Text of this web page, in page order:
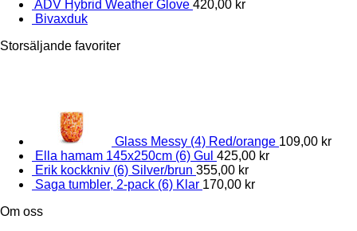
ADV Hybrid Weather Glove 420,00 kr
Bivaxduk
Storsäljande favoriter
Glass Messy (4) Red/orange 109,00 kr
Ella hamam 145x250cm (6) Gul 425,00 kr
Erik kockkniv (6) Silver/brun 355,00 kr
Saga tumbler, 2-pack (6) Klar 170,00 kr
Om oss